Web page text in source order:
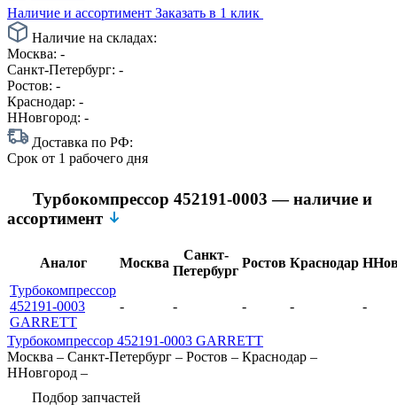
Наличие и ассортимент Заказать в 1 клик
Наличие на складах:
Москва: -
Санкт-Петербург: -
Ростов: -
Краснодар: -
ННовгород: -
Доставка по РФ:
Срок от 1 рабочего дня
Турбокомпрессор 452191-0003 — наличие и
ассортимент
Аналог Москва
Санкт-
Петербург
Ростов Краснодар
Турбокомпрессор
452191-0003
GARRETT
- - - - -
Турбокомпрессор 452191-0003 GARRETT
Москва – Санкт-Петербург – Ростов – Краснодар –
ННовгород –
Подбор запчастей